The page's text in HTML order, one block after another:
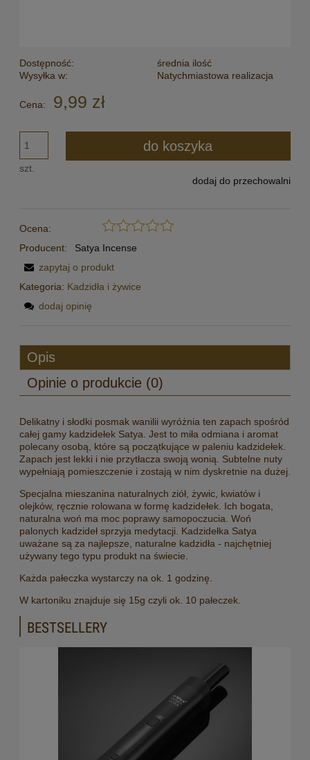
Dostępność:
średnia ilość
Wysyłka w:
Natychmiastowa realizacja
Cena: 9,99 zł
szt.
do koszyka
dodaj do przechowalni
Ocena:
Producent:
Satya Incense
zapytaj o produkt
Kategoria: Kadzidła i żywice
dodaj opinię
Opis
Opinie o produkcie (0)
Delikatny i słodki posmak wanilii wyróżnia ten zapach spośród
całej gamy kadzidełek Satya. Jest to miła odmiana i aromat
polecany osobą, które są początkujące w paleniu kadzidełek.
Zapach jest lekki i nie przytłacza swoją wonią. Subtelne nuty
wypełniają pomieszczenie i zostają w nim dyskretnie na dużej.
Specjalna mieszanina naturalnych ziół, żywic, kwiatów i
olejków, ręcznie rolowana w formę kadzidełek. Ich bogata,
naturalna woń ma moc poprawy samopoczucia. Woń
palonych kadzideł sprzyja medytacji. Kadzidełka Satya
uważane są za najlepsze, naturalne kadzidła - najchętniej
używany tego typu produkt na świecie.
Każda pałeczka wystarczy na ok. 1 godzinę.
W kartoniku znajduje się 15g czyli ok. 10 pałeczek.
BESTSELLERY